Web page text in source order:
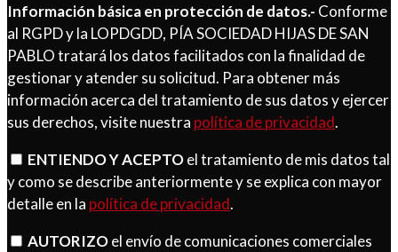
Información básica en protección de datos.- Conforme
al RGPD y la LOPDGDD, PÍA SOCIEDAD HIJAS DE SAN
PABLO tratará los datos facilitados con la finalidad de
gestionar y atender su solicitud. Para obtener más
información acerca del tratamiento de sus datos y ejercer
sus derechos, visite nuestra política de privacidad.
ENTIENDO Y ACEPTOel tratamiento de mis datos tal
y como se describe anteriormente y se explica con mayor
detalle en la política de privacidad.
AUTORIZOel envío de comunicaciones comerciales